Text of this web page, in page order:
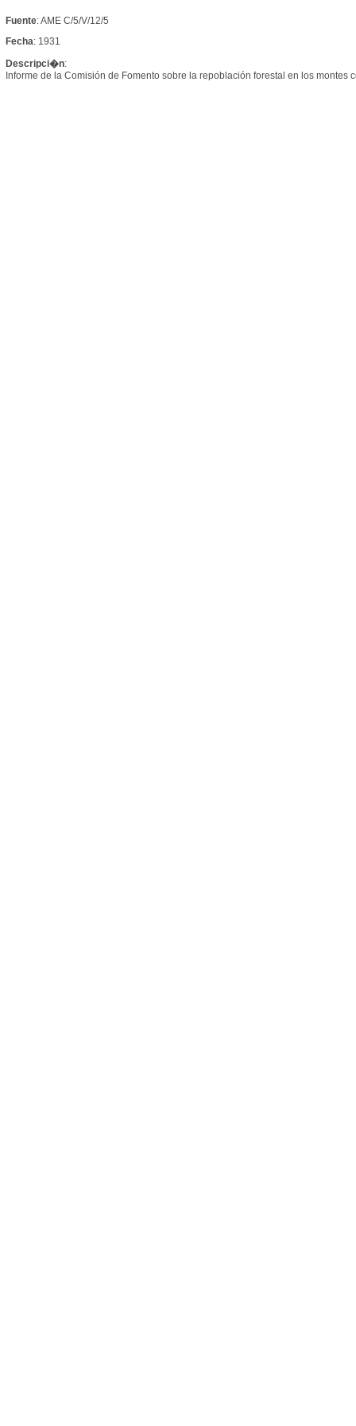
Fuente: AME C/5/V/12/5
Fecha: 1931
Descripci�n:
Informe de la Comisión de Fomento sobre la repoblación forestal en los montes